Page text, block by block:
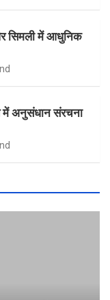
सिमली में आधुनिक
में अनुसंधान संरचना